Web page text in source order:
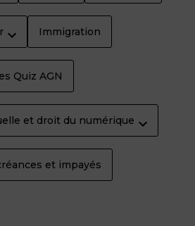
Immigration
Quiz AGN
et droit du numérique
et impayés